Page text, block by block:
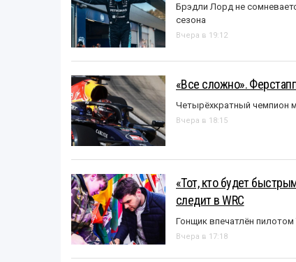
Брэдли Лорд не
сезона
Вчера в 19:12
«Все сложно».
Четырёхкратный чемпион
Вчера в 18:15
«Тот, кто будет
следит в WRC
Гонщик впечатлён пилотом
Вчера в 17:18